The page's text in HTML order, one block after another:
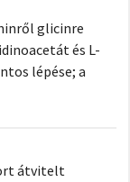
glicinre
és L-
lépése; a
átvitelt